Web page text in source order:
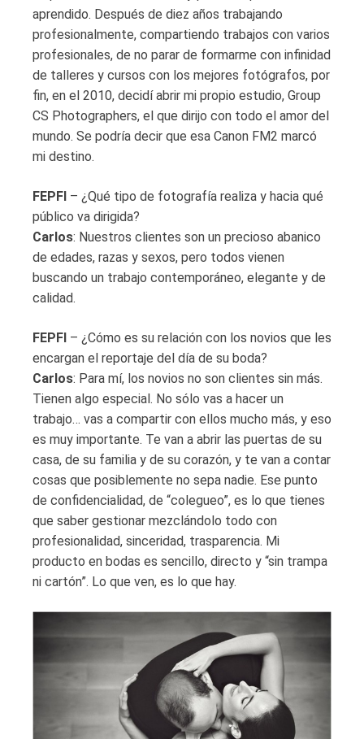
aprendido. Después de diez años trabajando
profesionalmente, compartiendo trabajos con varios
profesionales, de no parar de formarme con infinidad
de talleres y cursos con los mejores fotógrafos, por
fin, en el 2010, decidí abrir mi propio estudio, Group
CS Photographers, el que dirijo con todo el amor del
mundo. Se podría decir que esa Canon FM2 marcó
mi destino.
FEPFI – ¿Qué tipo de fotografía realiza y hacia qué
público va dirigida?
Carlos: Nuestros clientes son un precioso abanico
de edades, razas y sexos, pero todos vienen
buscando un trabajo contemporáneo, elegante y de
calidad.
FEPFI – ¿Cómo es su relación con los novios que les
encargan el reportaje del día de su boda?
Carlos: Para mí, los novios no son clientes sin más.
Tienen algo especial. No sólo vas a hacer un
trabajo… vas a compartir con ellos mucho más, y eso
es muy importante. Te van a abrir las puertas de su
casa, de su familia y de su corazón, y te van a contar
cosas que posiblemente no sepa nadie. Ese punto
de confidencialidad, de “colegueo”, es lo que tienes
que saber gestionar mezclándolo todo con
profesionalidad, sinceridad, trasparencia. Mi
producto en bodas es sencillo, directo y “sin trampa
ni cartón”. Lo que ven, es lo que hay.